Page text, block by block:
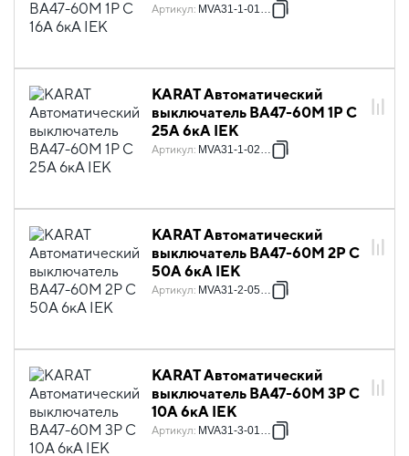
Артикул: MVA31-1-016-C
KARAT Автоматический
выключатель ВА47-60M 1P C
25А 6кА IEK
Артикул: MVA31-1-025-C
KARAT Автоматический
выключатель ВА47-60M 2P C
50А 6кА IEK
Артикул: MVA31-2-050-C
KARAT Автоматический
выключатель ВА47-60M 3P C
10А 6кА IEK
Артикул: MVA31-3-010-C